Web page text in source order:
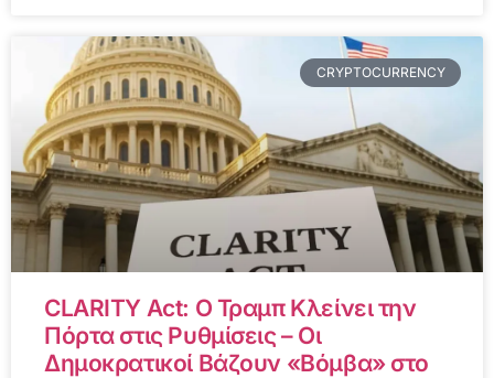
CRYPTOCURRENCY
CLARITY Act: Ο Τραμπ Κλείνει την
Πόρτα στις Ρυθμίσεις – Οι
Δημοκρατικοί Βάζουν «Βόμβα» στο